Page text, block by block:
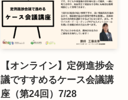
【オンライン】定例進捗会
議ですすめるケース会議講
座（第24回）7/28